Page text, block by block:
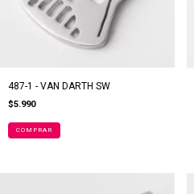
487-1 - VAN DARTH SW
$5.990